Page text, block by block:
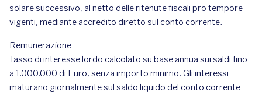
solare successivo, al netto delle ritenute fiscali pro tempore
vigenti, mediante accredito diretto sul conto corrente.
Remunerazione
Tasso di interesse lordo calcolato su base annua sui saldi fino
a 1.000.000 di Euro, senza importo minimo. Gli interessi
maturano giornalmente sul saldo liquido del conto corrente